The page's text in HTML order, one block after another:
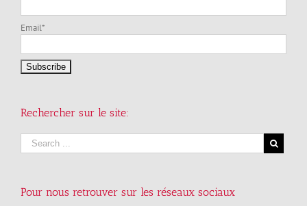
Email*
Rechercher sur le site:
Pour nous retrouver sur les réseaux sociaux